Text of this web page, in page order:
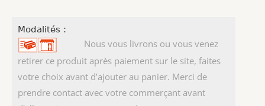
Modalités :
Nous vous livrons ou vous venez
retirer ce produit après paiement sur le site, faites
votre choix avant d’ajouter au panier. Merci de
prendre contact avec votre commerçant avant